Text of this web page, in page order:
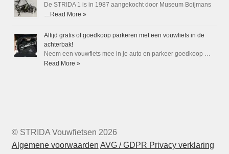
De STRIDA 1 is in 1987 aangekocht door Museum Boijmans
Read More »
Altijd gratis of goedkoop parkeren met een vouwfiets in de
achterbak!
Neem een vouwfiets mee in je auto en parkeer goedkoop …
Read More »
© STRIDA Vouwfietsen 2026
Algemene voorwaarden AVG / GDPR Privacy verklaring